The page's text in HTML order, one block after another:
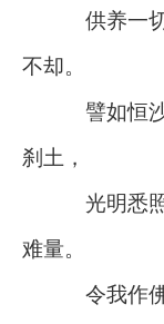
供养一切，
不却。
譬如恒沙，
刹土，
光明悉照，
难量。
令我作佛，